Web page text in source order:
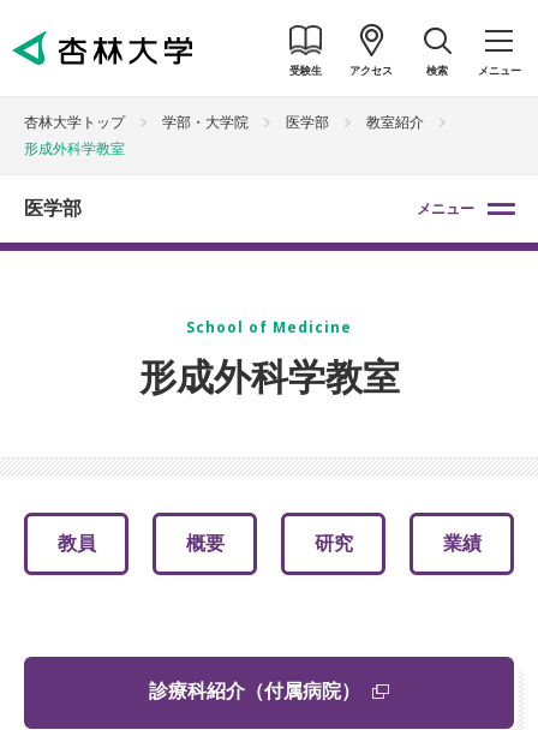
受験生 アクセス 検索 メニュー
杏林大学トップ 学部・大学院 医学部
教室紹介
形成外科学教室
医学部 メニュー
School of Medicine
形成外科学教室
教員 概要 研究 業績
診療科紹介（付属病院）